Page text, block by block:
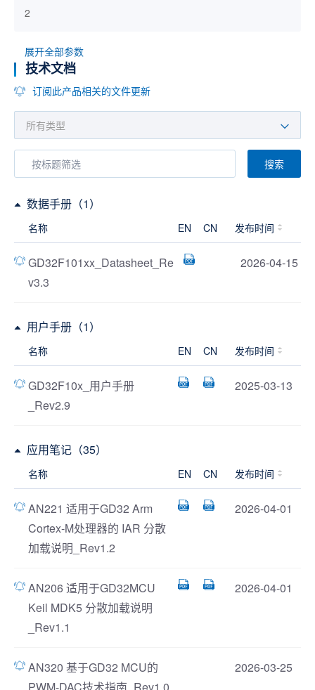
2
展开全部参数
技术文档
订阅此产品相关的文件更新
搜索
数据手册（1）
名称 EN CN 发布时间
GD32F101xx_Datasheet_Re
v3.3
2026-04-15
用户手册（1）
名称 EN CN 发布时间
GD32F10x_用户手册
_Rev2.9
2025-03-13
应用笔记（35）
名称 EN CN 发布时间
AN221 适用于GD32 Arm
Cortex-M处理器的 IAR 分散
加载说明_Rev1.2
2026-04-01
AN206 适用于GD32MCU
Keil MDK5 分散加载说明
_Rev1.1
2026-04-01
AN320 基于GD32 MCU的
2026-03-25